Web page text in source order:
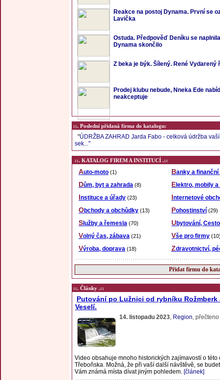
Reakce na postoj Dynama. První se
Lavička
Ostuda. Předpověď Deníku se
Dynama skončilo
Z beka je býk. Šílený. René Vydarený
Prodej klubu nebude, Nneka Ede
neakceptuje
::. Poslední přidaná firma do katalogu:
"ÚDRŽBA ZAHRAD Jarda Fabo - celková údržba
sek..."
::. KATALOG FIREM A INSTITUCÍ .::
Auto-moto (1)
Banky a
Dům, byt a zahrada (8)
Elektro, mobily
Instituce a úřady (23)
Internetové
Obchody a obchůdky (13) Pohostinství (29)
Služby a řemesla (70)
Ubytování,
Volný čas, zábava (21) Vše pro firmy
Výroba, doprava (18) Zdravotnictví,
Přidat firmu do
::. Články .::
Putování po Lužnici od rybníku Rožmberk
Veselí.
14. listopadu 2023, Region,
Video obsahuje mnoho historických zajímavostí o této
Třeboňska. Možná, že při vaší další návštěvě, se
Vám známá místa dívat jiným pohledem. [článek]